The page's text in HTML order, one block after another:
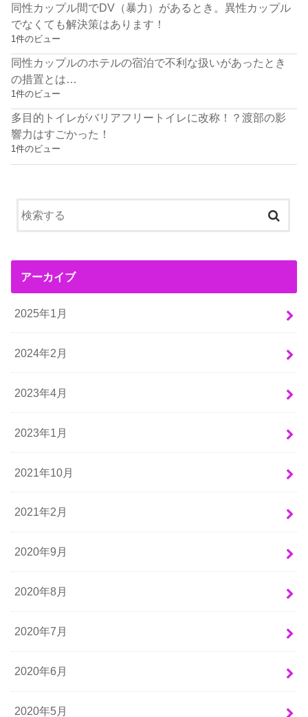
同性カップル間でDV（暴力）があるとき。異性カップル
でなくても解決策はあります！
1件のビュー
同性カップルのホテルの宿泊で不利な扱いがあったとき
の措置とは…
1件のビュー
多目的トイレがバリアフリートイレに改称！？渡部の影
響力はすごかった！
1件のビュー
アーカイブ
2025年1月
2024年2月
2023年4月
2023年1月
2021年10月
2021年2月
2020年9月
2020年8月
2020年7月
2020年6月
2020年5月